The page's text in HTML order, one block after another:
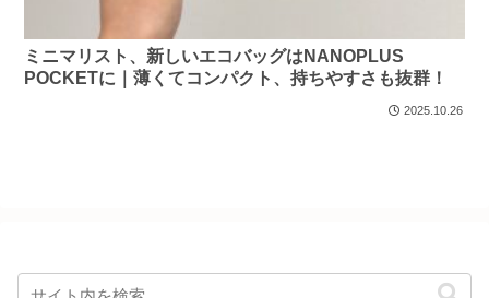
ミニマリスト、新しいエコバッグはNANOPLUS
POCKETに｜薄くてコンパクト、持ちやすさも抜群！
2025.10.26